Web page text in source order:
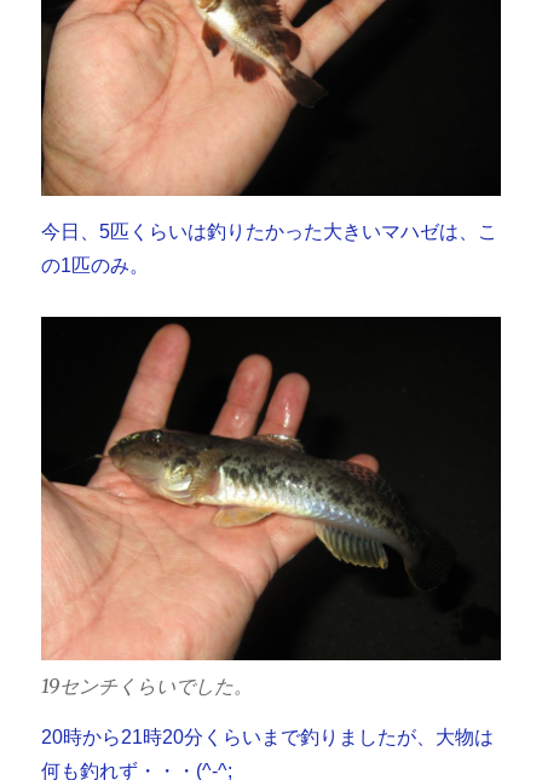
今日、5匹くらいは釣りたかった大きいマハゼは、こ
の1匹のみ。
19センチくらいでした。
20時から21時20分くらいまで釣りましたが、大物は
何も釣れず・・・(^-^;